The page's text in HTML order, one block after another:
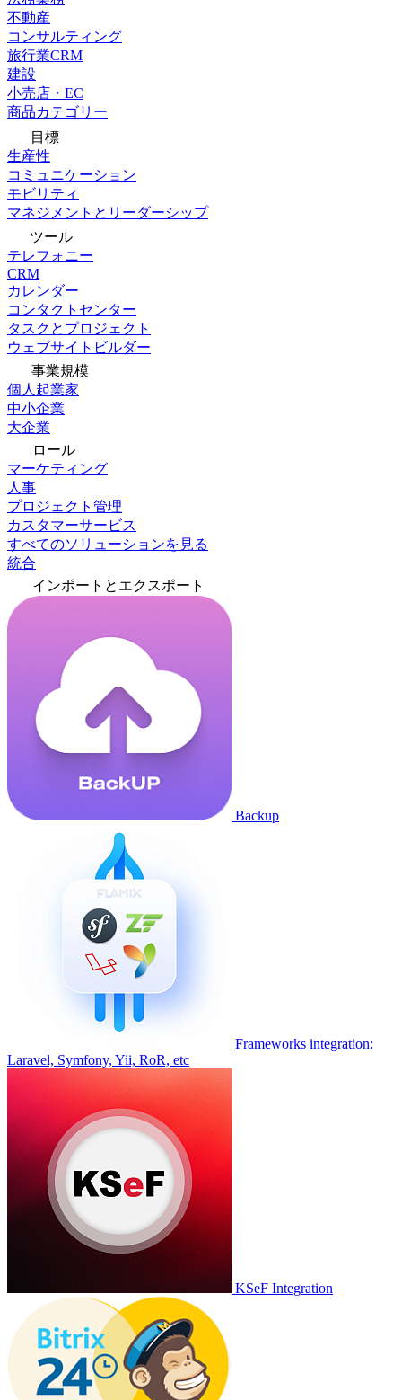
不動産
コンサルティング
旅行業CRM
建設
小売店・EC
商品カテゴリー
目標
生産性
コミュニケーション
モビリティ
マネジメントとリーダーシップ
ツール
テレフォニー
CRM
カレンダー
コンタクトセンター
タスクとプロジェクト
ウェブサイトビルダー
事業規模
個人起業家
中小企業
大企業
ロール
マーケティング
人事
プロジェクト管理
カスタマーサービス
すべてのソリューションを見る
統合
インポートとエクスポート
Backup
Frameworks integration:
Laravel, Symfony, Yii, RoR, etc
KSeF Integration